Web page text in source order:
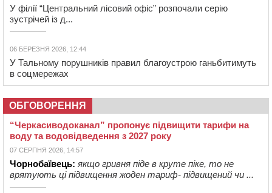
У філії “Центральний лісовий офіс” розпочали серію
зустрічей із д...
06 БЕРЕЗНЯ 2026, 12:44
У Тальному порушників правил благоустрою ганьбитимуть
в соцмережах
ОБГОВОРЕННЯ
“Черкасиводоканал” пропонує підвищити тарифи на
воду та водовідведення з 2027 року
07 СЕРПНЯ 2026, 14:57
Чорнобаївець: якщо гривня піде в круте піке, то не
врятують ці підвищення жоден тариф- підвищений чи ...